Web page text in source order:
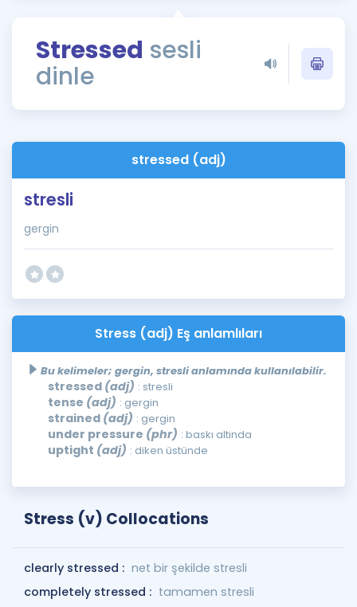
Rehberlik Aracı
ÖSYM Sınav Takvimi
İngilizce Gramer
Stressed sesli
dinle
stressed (adj)
stresli
gergin
Stress (adj) Eş anlamlıları
Bu kelimeler; gergin, stresli anlamında kullanılabilir.
stressed (adj) : stresli
tense (adj) : gergin
strained (adj) : gergin
under pressure (phr) : baskı altında
uptight (adj) : diken üstünde
Stress (v) Collocations
clearly stressed : net bir şekilde stresli
completely stressed : tamamen stresli